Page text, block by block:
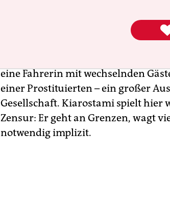
Kirsche“ (Goldener-Palmen-
Kiarostamis bester Film), und vor
eine Fahrerin mit wechselnden
einer Prostituierten – ein großer
Gesellschaft. Kiarostami spielt hier
Zensur: Er geht an Grenzen, wagt
notwendig implizit.